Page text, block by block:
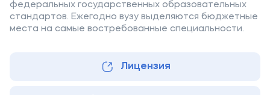
федеральных государственных образовательных
стандартов. Ежегодно вузу выделяются бюджетные
места на самые востребованные специальности.
Лицензия